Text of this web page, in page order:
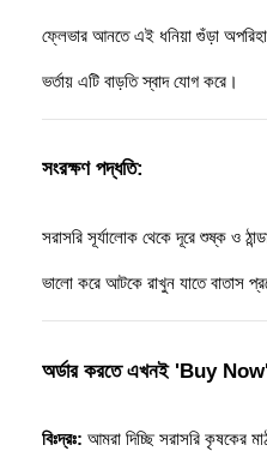
ফ্লেভার আনতে এই ধনিয়া গুঁড়া
ভর্তায় এটি বাড়তি স্বাদ যোগ করে।
সংরক্ষণ পদ্ধতি:
সরাসরি সূর্যালোক থেকে দূরে শুষ্ক ও
ভালো করে আটকে রাখুন যাতে বাতাস
অর্ডার করতে এখনই 'Buy
বিঃদ্রঃ: আমরা দিচ্ছি সরাসরি কৃষকের